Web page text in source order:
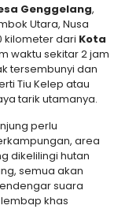
Genggelang,
Utara, Nusa
kilometer dari Kota
waktu sekitar 2 jam
tersembunyi dan
Tiu Kelep atau
tarik utamanya.
perlu
area
dikelilingi hutan
semua akan
suara
khas